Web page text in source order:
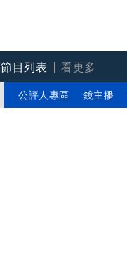
節目列表
看更多
公評人專區 鏡主播